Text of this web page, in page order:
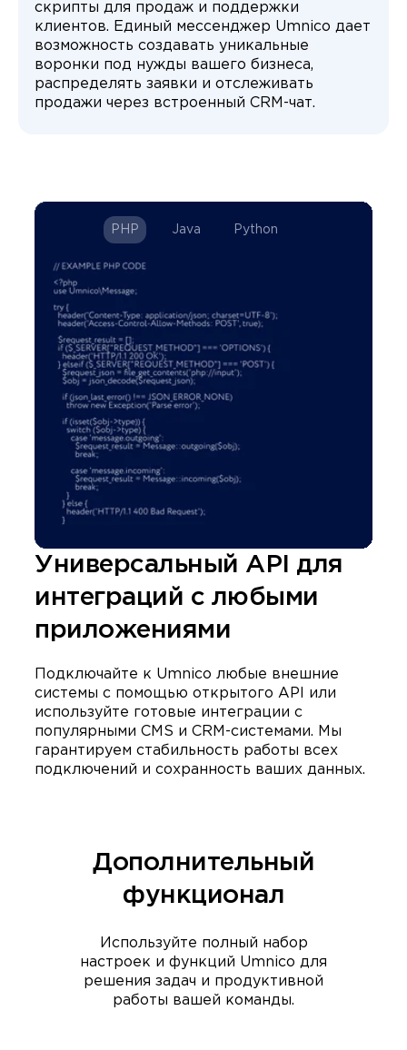
скрипты для продаж и поддержки
клиентов. Единый мессенджер Umnico дает
возможность создавать уникальные
воронки под нужды вашего бизнеса,
распределять заявки и отслеживать
продажи через встроенный CRM-чат.
PHP java python
Универсальный API для
интеграций с любыми
приложениями
Подключайте к Umnico любые внешние
системы с помощью открытого API или
используйте готовые интеграции с
популярными CMS и CRM-системами. Мы
гарантируем стабильность работы всех
подключений и сохранность ваших данных.
Дополнительный
функционал
Используйте полный набор
настроек и функций Umnico для
решения задач и продуктивной
работы вашей команды.